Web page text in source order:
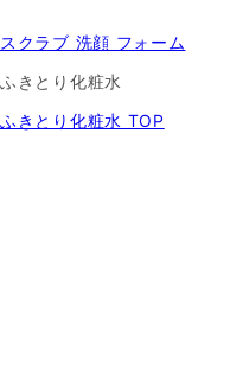
スクラブ 洗顔 フォーム
ふきとり化粧水
ふきとり化粧水 TOP